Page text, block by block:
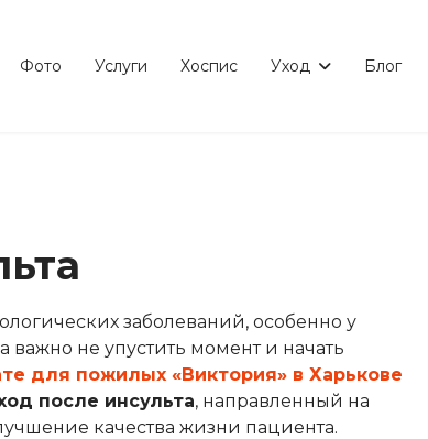
Фото Услуги Хоспис Уход Блог
заболеваний, особенно у
не упустить момент и начать
для пожилых «Виктория» в Харькове
после инсульта, направленный на
качества жизни пациента.